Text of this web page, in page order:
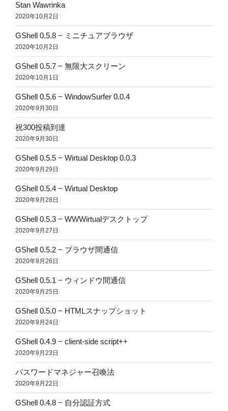
Stan Wawrinka
2020年10月2日
GShell 0.5.8 − ミニチュアブラウザ
2020年10月2日
GShell 0.5.7 − 無限大スクリーン
2020年10月1日
GShell 0.5.6 − WindowSurfer 0.0.4
2020年9月30日
祝300投稿到達
2020年9月30日
GShell 0.5.5 − Wirtual Desktop 0.0.3
2020年9月29日
GShell 0.5.4 − Wirtual Desktop
2020年9月28日
GShell 0.5.3 − WWWirtualデスクトップ
2020年9月27日
GShell 0.5.2 − ブラウザ間通信
2020年9月26日
GShell 0.5.1 − ウィンドウ間通信
2020年9月25日
GShell 0.5.0 − HTMLスナップショット
2020年9月24日
GShell 0.4.9 − client-side script++
2020年9月23日
パスワードマネジャー召喚法
2020年9月22日
GShell 0.4.8 − 自分認証方式